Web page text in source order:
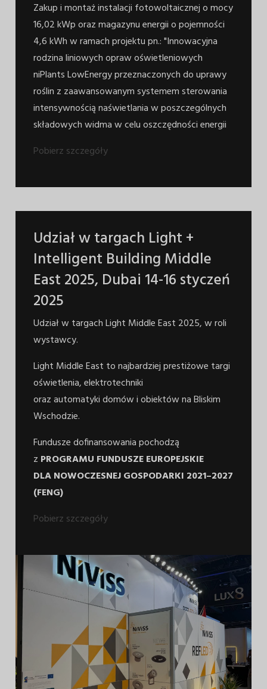
Zakup i montaż instalacji fotowoltaicznej o mocy
16,02 kWp oraz magazynu energii o pojemności
4,6 kWh w ramach projektu pn.: "Innowacyjna
rodzina liniowych opraw oświetleniowych
niPlants LowEnergy przeznaczonych do uprawy
roślin z zaawansowanym systemem sterowania
intensywnością naświetlania w poszczególnych
składowych widma w celu oszczędności energii
Pobierz szczegóły
Udział w targach Light +
Intelligent Building Middle
East 2025, Dubai 14-16 styczeń
2025
Udział w targach Light Middle East 2025, w roli
wystawcy.
Light Middle East to najbardziej prestiżowe targi
oświetlenia, elektrotechniki
oraz automatyki domów i obiektów na Bliskim
Wschodzie.
Fundusze dofinansowania pochodzą
z PROGRAMU FUNDUSZE EUROPEJSKIE
DLANOWOCZESNEJ GOSPODARKI 2021–2027
(FENG)
Pobierz szczegóły